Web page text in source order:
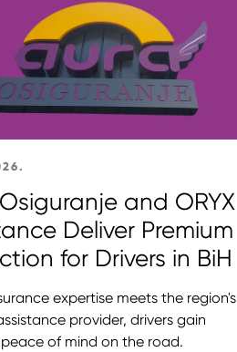
and ORYX
Deliver Premium
for Drivers in BiH
expertise meets the region's
provider, drivers gain
of mind on the road.